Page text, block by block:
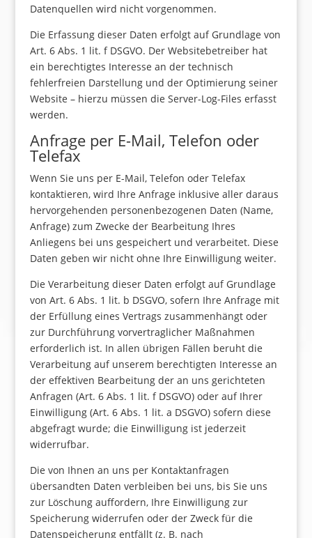
Datenquellen wird nicht vorgenommen.
Die Erfassung dieser Daten erfolgt auf Grundlage von
Art. 6 Abs. 1 lit. f DSGVO. Der Websitebetreiber hat
ein berechtigtes Interesse an der technisch
fehlerfreien Darstellung und der Optimierung seiner
Website – hierzu müssen die Server-Log-Files erfasst
werden.
Anfrage per E-Mail, Telefon oder
Telefax
Wenn Sie uns per E-Mail, Telefon oder Telefax
kontaktieren, wird Ihre Anfrage inklusive aller daraus
hervorgehenden personenbezogenen Daten (Name,
Anfrage) zum Zwecke der Bearbeitung Ihres
Anliegens bei uns gespeichert und verarbeitet. Diese
Daten geben wir nicht ohne Ihre Einwilligung weiter.
Die Verarbeitung dieser Daten erfolgt auf Grundlage
von Art. 6 Abs. 1 lit. b DSGVO, sofern Ihre Anfrage mit
der Erfüllung eines Vertrags zusammenhängt oder
zur Durchführung vorvertraglicher Maßnahmen
erforderlich ist. In allen übrigen Fällen beruht die
Verarbeitung auf unserem berechtigten Interesse an
der effektiven Bearbeitung der an uns gerichteten
Anfragen (Art. 6 Abs. 1 lit. f DSGVO) oder auf Ihrer
Einwilligung (Art. 6 Abs. 1 lit. a DSGVO) sofern diese
abgefragt wurde; die Einwilligung ist jederzeit
widerrufbar.
Die von Ihnen an uns per Kontaktanfragen
übersandten Daten verbleiben bei uns, bis Sie uns
zur Löschung auffordern, Ihre Einwilligung zur
Speicherung widerrufen oder der Zweck für die
Datenspeicherung entfällt (z. B. nach